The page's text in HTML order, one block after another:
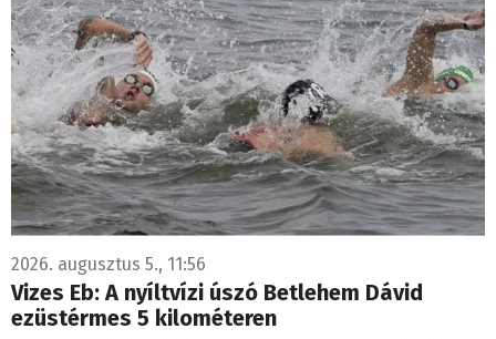
2026. augusztus 5., 11:56
Vizes Eb: A nyíltvízi úszó Betlehem Dávid
ezüstérmes 5 kilométeren